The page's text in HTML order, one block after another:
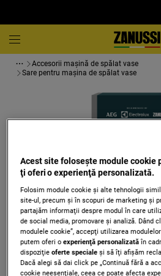
Accesorii maşină de spălat vase
Sare pentru maşina de spălat vase
Atinge pentru
Acest site folosește module cookie
ţi oferi o experienţă personalizată.
Folosim module cookie și alte tehnologii
site-ul, precum și în scopuri de marketing și
partajăm informaţii despre modul în care
de social media, promovare și analiză. Dând
modulele cookie”, accepţi utilizarea
putem oferi oexperienţă personalizată în
dispoziţieoferte speciale și să îţi afișăm
Dacă alegi să dai click pe „Continuă fără a
cookie neesenţiale, ceea ce poate afecta